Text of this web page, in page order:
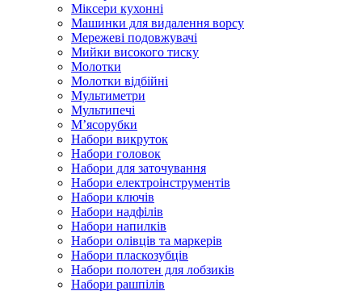
Міксери кухонні
Машинки для видалення ворсу
Мережеві подовжувачі
Мийки високого тиску
Молотки
Молотки відбійні
Мультиметри
Мультипечі
М’ясорубки
Набори викруток
Набори головок
Набори для заточування
Набори електроінструментів
Набори ключів
Набори надфілів
Набори напилків
Набори олівців та маркерів
Набори пласкозубців
Набори полотен для лобзиків
Набори рашпілів